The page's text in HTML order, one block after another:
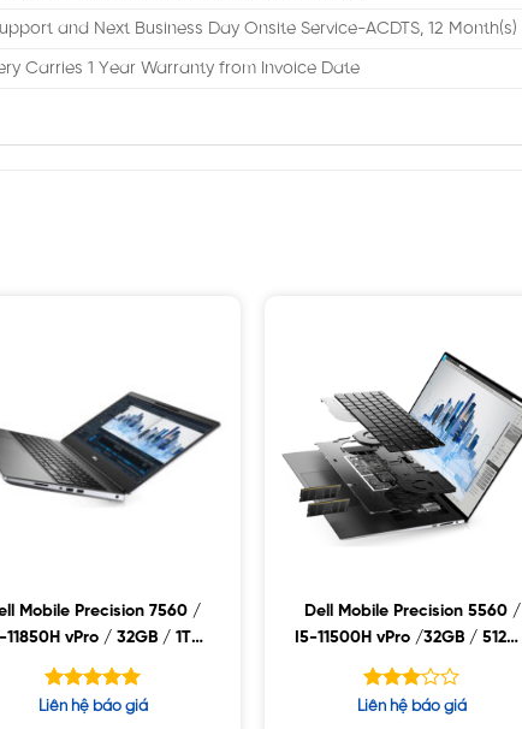
and Next Business Day Onsite Service-ACDTS, 12 Month(s)
Carries 1 Year Warranty from Invoice Date
Mobile Precision 7560 /
11850H vPro / 32GB / 1TB
/ NVIDIA RTX A2000 4GB
/ 15.6FHD / WIN10
Được xếp
Liên hệ báo giá
Dell Mobile Precision 5560 /
I5-11500H vPro /32GB /
SSD / NVIDIA T1200 4GB /
15.6UHD+ HDR400
/ WIN10
Được
Liên hệ báo giá